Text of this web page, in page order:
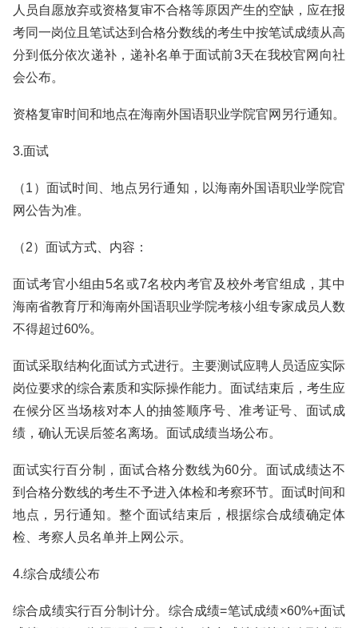
人员自愿放弃或资格复审不合格等原因产生的空缺，应在报
考同一岗位且笔试达到合格分数线的考生中按笔试成绩从高
分到低分依次递补，递补名单于面试前3天在我校官网向社
会公布。
资格复审时间和地点在海南外国语职业学院官网另行通知。
3.面试
（1）面试时间、地点另行通知，以海南外国语职业学院官
网公告为准。
（2）面试方式、内容：
面试考官小组由5名或7名校内考官及校外考官组成，其中
海南省教育厅和海南外国语职业学院考核小组专家成员人数
不得超过60%。
面试采取结构化面试方式进行。主要测试应聘人员适应实际
岗位要求的综合素质和实际操作能力。面试结束后，考生应
在候分区当场核对本人的抽签顺序号、准考证号、面试成
绩，确认无误后签名离场。面试成绩当场公布。
面试实行百分制，面试合格分数线为60分。面试成绩达不
到合格分数线的考生不予进入体检和考察环节。面试时间和
地点，另行通知。整个面试结束后，根据综合成绩确定体
检、考察人员名单并上网公示。
4.综合成绩公布
综合成绩实行百分制计分。综合成绩=笔试成绩×60%+面试